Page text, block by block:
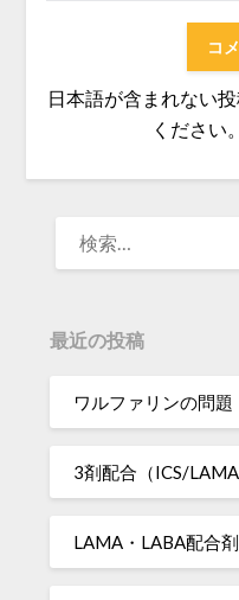
日本語が含まれない
ください
最近の投稿
ワルファリンの問題
3剤配合（ICS/
LAMA・LABA配合